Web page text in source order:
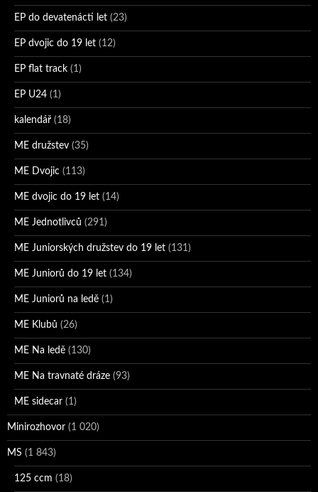
EP do devatenácti let (23)
EP dvojic do 19 let (12)
EP flat track (1)
EP U24 (1)
kalendář (18)
ME družstev (35)
ME Dvojic (113)
ME dvojic do 19 let (14)
ME Jednotlivců (291)
ME Juniorských družstev do 19 let (131)
ME Juniorů do 19 let (134)
ME Juniorů na ledě (1)
ME Klubů (26)
ME Na ledě (130)
ME Na travnaté dráze (93)
ME sidecar (1)
Minirozhovor (1 020)
MS (1 843)
125 ccm (18)